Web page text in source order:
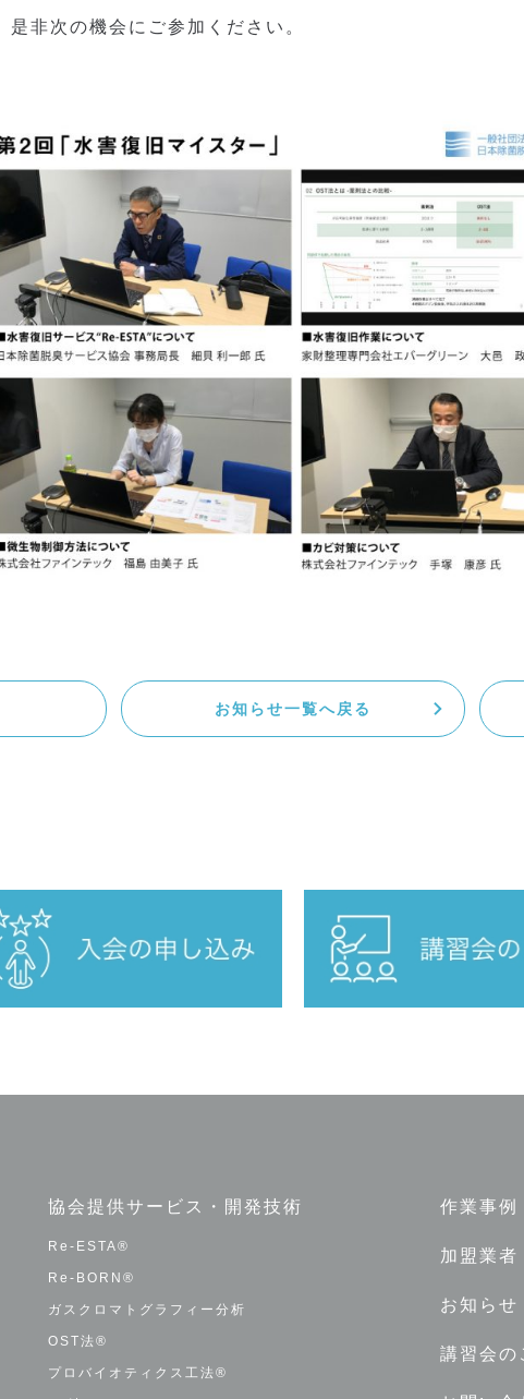
非次の機会にご参加ください。
お知らせ一覧へ戻る
協会提供サービス・開発技術
Re-ESTA®
Re-BORN®
ガスクロマトグラフィー分析
OST法®
プロバイオティクス工法®
作業事例
加盟業者
お知らせ
講習会の